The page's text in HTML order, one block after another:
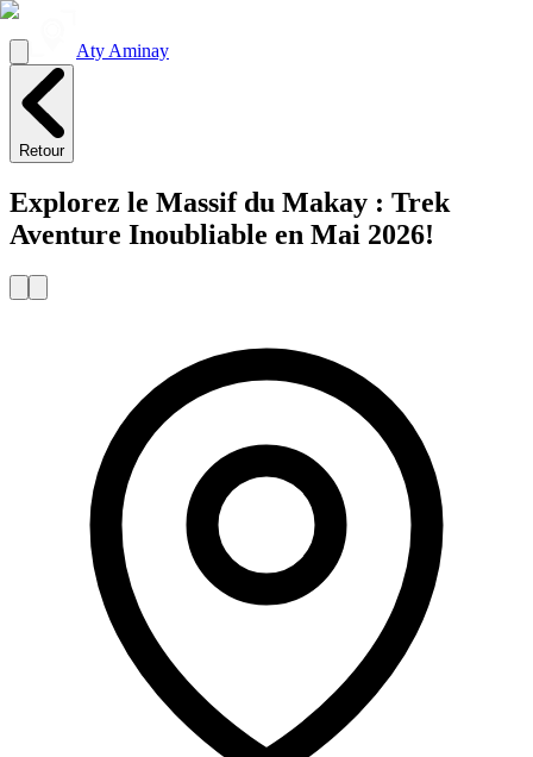
Aty Aminay
Retour
Explorez le Massif du Makay : Trek
Aventure Inoubliable en Mai 2026!